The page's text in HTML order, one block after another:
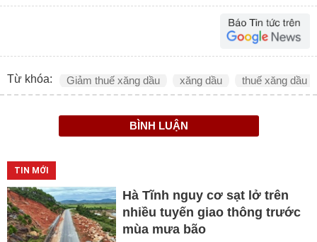
Từ khóa: Giảm thuế xăng dầu xăng dầu thuế xăng dầu
BÌNH LUẬN
TIN MỚI
Hà Tĩnh nguy cơ sạt lở trên
nhiều tuyến giao thông trước
mùa mưa bão